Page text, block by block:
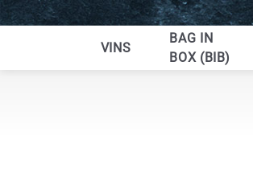
VINS
BAG IN
BOX (BIB)